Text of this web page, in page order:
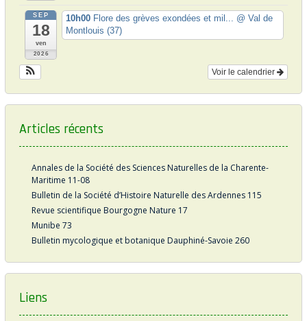
SEP
18
ven
2026
10h00 Flore des grèves exondées et mil... @ Val de
Montlouis (37)
Voir le calendrier
Articles récents
Annales de la Société des Sciences Naturelles de la Charente-
Maritime 11-08
Bulletin de la Société d’Histoire Naturelle des Ardennes 115
Revue scientifique Bourgogne Nature 17
Munibe 73
Bulletin mycologique et botanique Dauphiné-Savoie 260
Liens